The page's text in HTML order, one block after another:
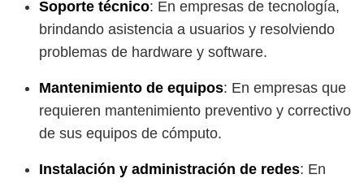
Soporte técnico: En empresas de tecnología,
brindando asistencia a usuarios y resolviendo
problemas de hardware y software.
Mantenimiento de equipos: En empresas que
requieren mantenimiento preventivo y correctivo
de sus equipos de cómputo.
Instalación y administración de redes: En